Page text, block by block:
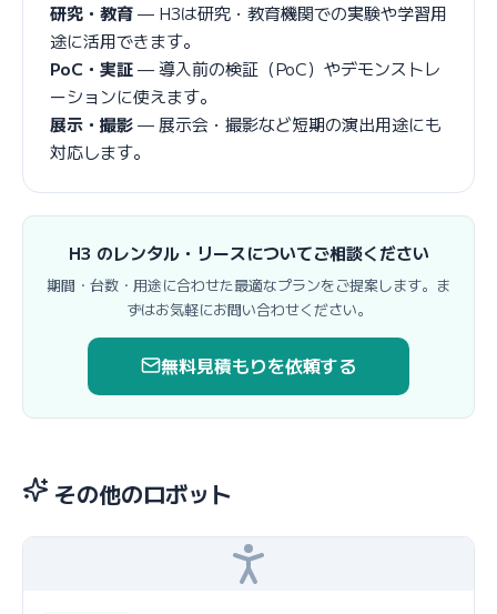
研究・教育— H3は研究・教育機関での実験や学習用
途に活用できます。
PoC・実証— 導入前の検証（PoC）やデモンストレ
ーションに使えます。
展示・撮影— 展示会・撮影など短期の演出用途にも
対応します。
H3 のレンタル・リースについてご相談ください
期間・台数・用途に合わせた最適なプランをご提案します。ま
ずはお気軽にお問い合わせください。
無料見積もりを依頼する
その他のロボット